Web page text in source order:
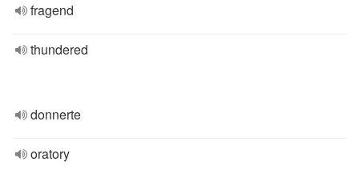
fragend
thundered
donnerte
oratory